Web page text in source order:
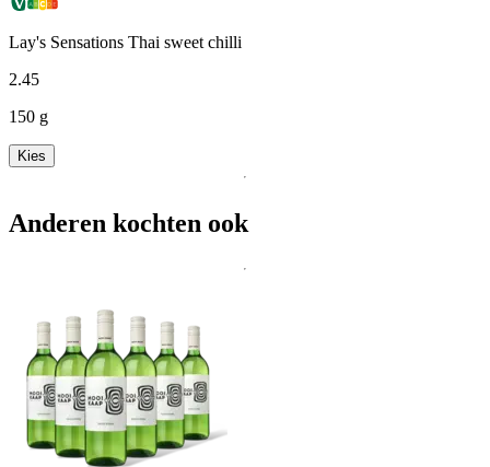
Lay's Sensations Thai sweet chilli
2.45
150 g
Kies
Anderen kochten ook